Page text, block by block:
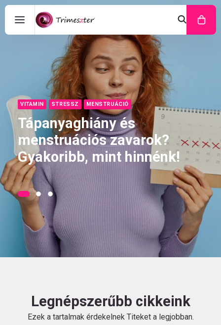
VITAMIN STRESSZ MENSTRUÁCIÓ
Tápanyaghiány és
menstruációs zavarok?
Gyakoribb, mint hinnénk!
Legnépszerűbb cikkeink
Ezek a tartalmak érdekelnek Titeket a legjobban.